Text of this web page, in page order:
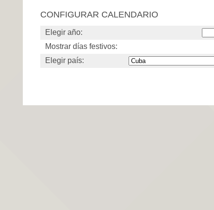
CONFIGURAR CALENDARIO
Elegir año:
Mostrar días festivos:
Elegir país: